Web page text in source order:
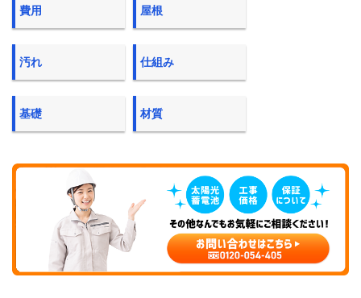
費用 屋根
汚れ 仕組み
基礎 材質